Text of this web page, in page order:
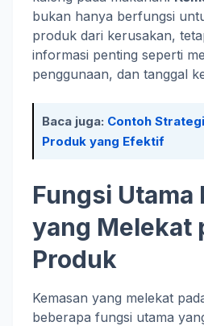
bukan hanya berfungsi
produk dari kerusakan,
informasi penting seperti
penggunaan, dan tanggal
Baca juga: Contoh
Produk yang Efektif
Fungsi Utama
yang Melekat
Produk
Kemasan yang melekat
beberapa fungsi utama